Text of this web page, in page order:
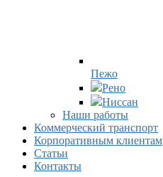
Пежо
Рено
Ниссан
Наши работы
Коммерческий транспорт
Корпоративным клиентам
Статьи
Контакты